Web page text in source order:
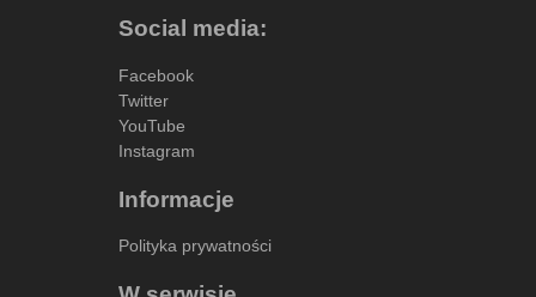
Social media:
Facebook
Twitter
YouTube
Instagram
Informacje
Polityka prywatności